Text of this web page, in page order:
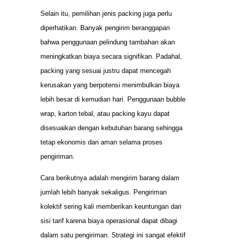
Selain itu, pemilihan jenis packing juga perlu
diperhatikan. Banyak pengirim beranggapan
bahwa penggunaan pelindung tambahan akan
meningkatkan biaya secara signifikan. Padahal,
packing yang sesuai justru dapat mencegah
kerusakan yang berpotensi menimbulkan biaya
lebih besar di kemudian hari. Penggunaan bubble
wrap, karton tebal, atau packing kayu dapat
disesuaikan dengan kebutuhan barang sehingga
tetap ekonomis dan aman selama proses
pengiriman.
Cara berikutnya adalah mengirim barang dalam
jumlah lebih banyak sekaligus. Pengiriman
kolektif sering kali memberikan keuntungan dari
sisi tarif karena biaya operasional dapat dibagi
dalam satu pengiriman. Strategi ini sangat efektif